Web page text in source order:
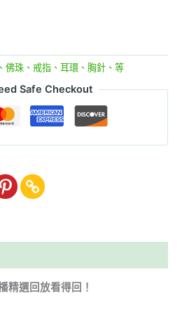
佛珠、戒指、耳環、胸針、等
Safe Checkout
精選回放看得回！